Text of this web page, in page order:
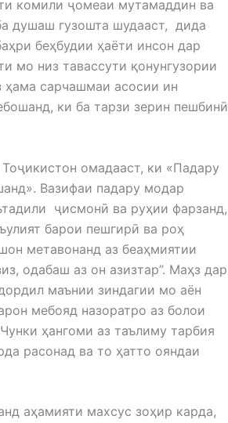
комили ҷомеаи мутамаддин ва
душаш гузошта шудааст, дида
беҳбудии ҳаёти инсон дар
мо низ тавассути қонунгузории
сарчашмаи асосии ин
ки ба тарзи зерин пешбинӣ
омадааст, ки «Падару
Вазифаи падару модар
ҷисмонӣ ва руҳии фарзанд,
барои пешгирӣ ва роҳ
метавонанд аз беаҳмиятии
одабаш аз он азизтар”. Маҳз дар
маънии зиндагии мо аён
мебояд назоратро аз болои
ҳангоми аз таълиму тарбия
расонад ва то ҳатто ояндаи
аҳамияти махсус зоҳир карда,